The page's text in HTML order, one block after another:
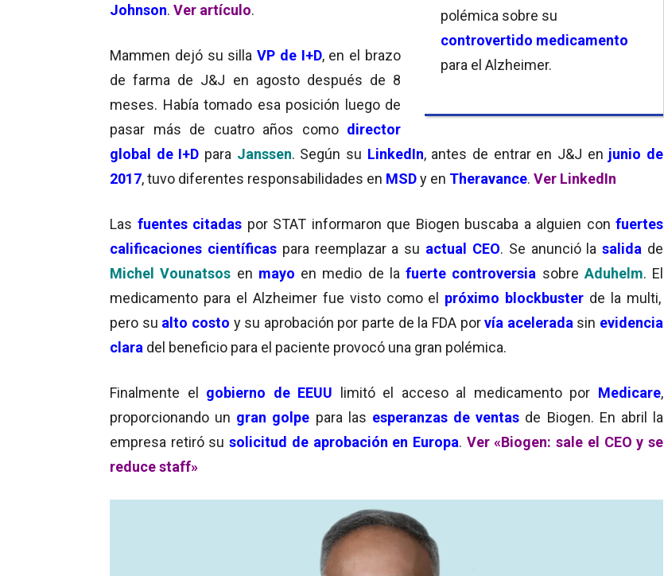
polémica sobre su
controvertido medicamento
para el Alzheimer.
Johnson. Ver artículo.
Mammen dejó su sillaVP de I+D, en el brazo
de farma de J&J en agosto después de 8
meses. Había tomado esa posición luego de
pasar más de cuatro años como director
global de I+D para Janssen. Según su LinkedIn, antes de entrar en J&J en junio de
2017, tuvo diferentes responsabilidades en MSDy en Theravance. Ver LinkedIn
Las fuentes citadas por STAT informaron que Biogen buscaba a alguien con fuertes
calificaciones científicas para reemplazar a su actual CEO. Se anunció lasalida de
Michel Vounatsos en mayo en medio de la fuerte controversia sobre Aduhelm. El
medicamento para el Alzheimer fue visto como el próximo blockbuster de la multi,
pero su alto costo y su aprobación por parte de la FDA porvía acelerada sin evidencia
clara del beneficio para el paciente provocó una gran polémica.
Finalmente el gobierno de EEUU limitó el acceso al medicamento por Medicare,
proporcionando un gran golpe para las esperanzas de ventas de Biogen. En abril la
empresa retiró susolicitud de aprobación en Europa. Ver «Biogen: sale el CEO y se
reduce staff»